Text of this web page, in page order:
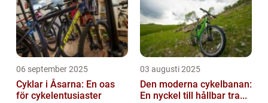
06 september 2025
Cyklar i Åsarna: En oas
för cykelentusiaster
03 augusti 2025
Den moderna cykelbanan:
En nyckel till hållbar tra...